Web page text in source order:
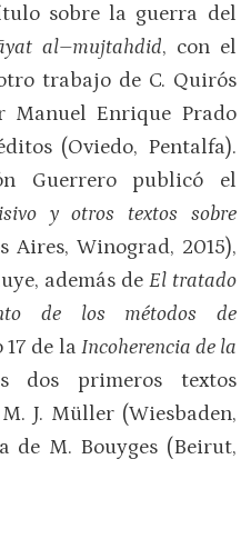
sobre la guerra del
yat al–mujtahdid, con el
trabajo de C. Quirós
Manuel Enrique Prado
(Oviedo, Pentalfa).
Guerrero publicó el
y otros
textos sobre
Aires, Winograd, 2015),
además de El tratado
de los métodos de
de la Incoherencia de la
dos primeros textos
J. Müller (Wiesbaden,
de M. Bouyges (Beirut,